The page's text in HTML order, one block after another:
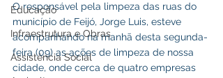
Educação
Infraestrutura e Obras
Assistência Social
O responsável pela limpeza das ruas do
município de Feijó, Jorge Luis, esteve
acompanhando na manhã desta segunda-
feira (09) as ações de limpeza de nossa
cidade, onde cerca de quatro empresas